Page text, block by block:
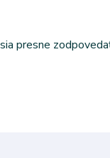
presne